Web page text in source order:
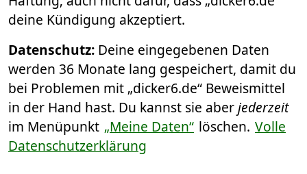
deine Kündigung akzeptiert.
Datenschutz: Deine eingegebenen Daten
werden 36 Monate lang gespeichert, damit du
bei Problemen mit „dicker6.de“ Beweismittel
in der Hand hast. Du kannst sie aberjederzeit
im Menüpunkt „Meine Daten“ löschen. Volle
Datenschutzerklärung